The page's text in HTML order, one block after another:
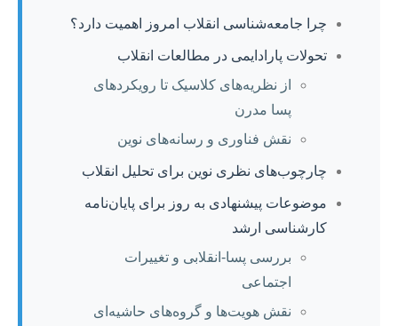
چرا جامعه‌شناسی انقلاب امروز اهمیت دارد؟
تحولات پارادایمی در مطالعات انقلاب
از نظریه‌های کلاسیک تا رویکردهای
پسا مدرن
نقش فناوری و رسانه‌های نوین
چارچوب‌های نظری نوین برای تحلیل انقلاب
موضوعات پیشنهادی به روز برای پایان‌نامه
کارشناسی ارشد
بررسی پسا-انقلابی و تغییرات
اجتماعی
نقش هویت‌ها و گروه‌های حاشیه‌ای